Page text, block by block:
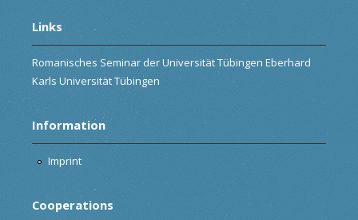
Links
Romanisches Seminar der Universität Tübingen Eberhard
Karls Universität Tübingen
Information
Imprint
Cooperations